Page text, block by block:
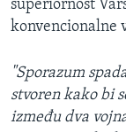
O GLASU AMERIKE
Learning English
PRATITE NAS
superiornost
konvencionalne
"Sporazum
stvoren kako bi
između dva